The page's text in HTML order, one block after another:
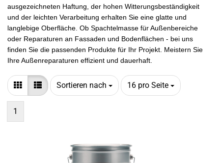
ausgezeichneten Haftung, der hohen Witterungsbeständigkeit
und der leichten Verarbeitung erhalten Sie eine glatte und
langlebige Oberfläche. Ob Spachtelmasse für Außenbereiche
oder Reparaturen an Fassaden und Bodenflächen - bei uns
finden Sie die passenden Produkte für Ihr Projekt. Meistern Sie
Ihre Außenreparaturen effizient und dauerhaft.
Sortieren nach
Sortieren nach 16 pro Seite
pro Seite
1